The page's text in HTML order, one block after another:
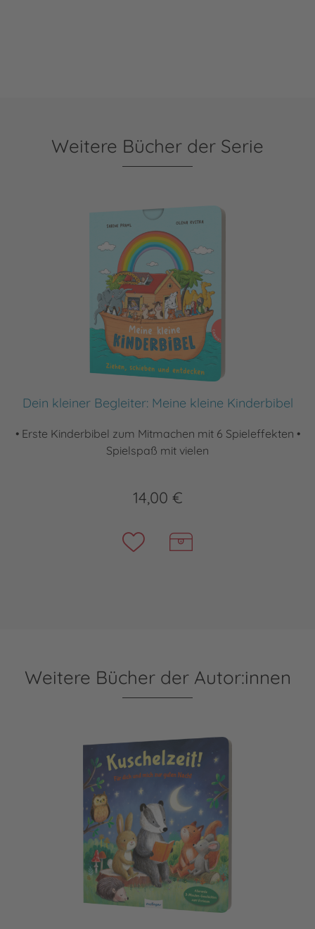
Weitere Bücher der Serie
Dein kleiner Begleiter: Meine kleine Kinderbibel
• Erste Kinderbibel zum Mitmachen mit 6 Spieleffekten •
Spielspaß mit vielen
14,00 €
Weitere Bücher der Autor:innen
Kuschelzeit!: Für dich und mich zur guten Nacht